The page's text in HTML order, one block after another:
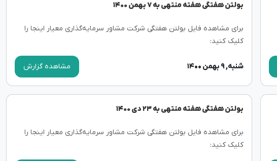
بولتن هفتگی هفته منتهی به ۷ بهمن ۱۴۰۰
برای مشاهده فایل بولتن هفتگی شرکت مشاور سرمایه‌گذاری معیار اینجا را
کلیک کنید:
شنبه, ۹ بهمن ۱۴۰۰ مشاهده گزارش
بولتن هفتگی هفته منتهی به ۲۳ دی ۱۴۰۰
برای مشاهده فایل بولتن هفتگی شرکت مشاور سرمایه‌گذاری معیار اینجا را
کلیک کنید: